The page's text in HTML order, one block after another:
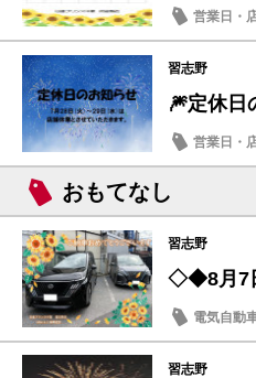
営業日・
習志野
🎆定休日
営業日・
おもてなし
習志野
◇◆8月7
電気自動
納車式
習志野